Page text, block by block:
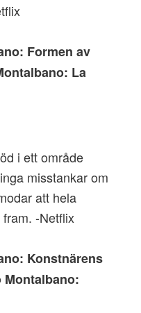
Formen av
La
i ett område
misstankar om
att hela
-Netflix
Konstnärens
Montalbano: